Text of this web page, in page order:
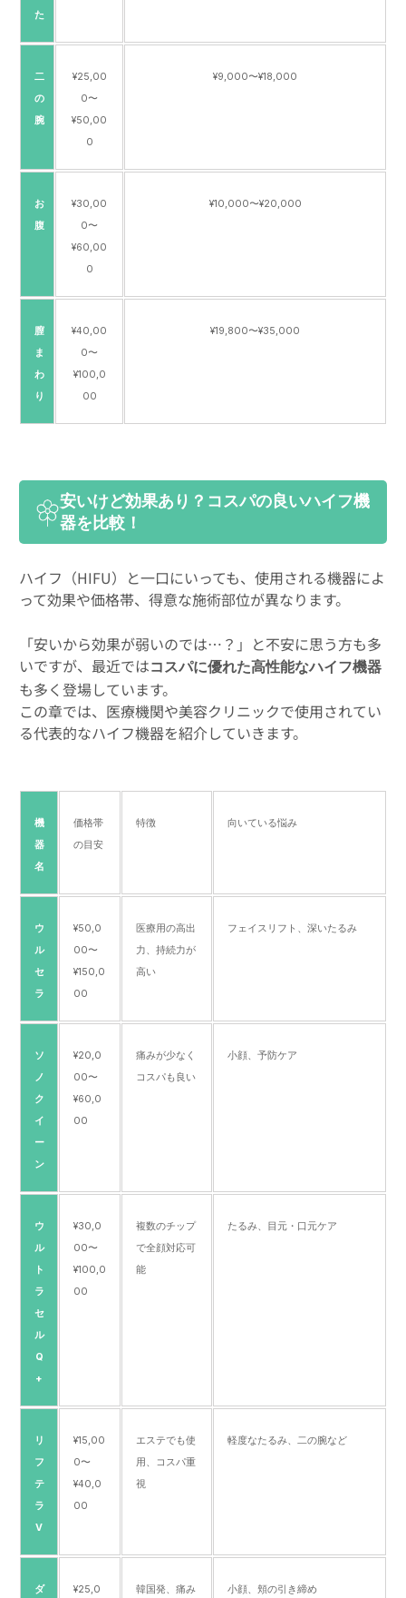
た
二
の
腕
¥25,00
0〜
¥50,00
0
¥9,000〜¥18,000
お
腹
¥30,00
0〜
¥60,00
0
¥10,000〜¥20,000
膣
ま
わ
り
¥40,00
0〜
¥100,0
00
¥19,800〜¥35,000
安いけど効果あり？コスパの良いハイフ機
器を比較！
ハイフ（HIFU）と一口にいっても、使用される機器によ
って効果や価格帯、得意な施術部位が異なります。
「安いから効果が弱いのでは…？」と不安に思う方も多
いですが、最近ではコスパに優れた高性能なハイフ機器
も多く登場しています。
この章では、医療機関や美容クリニックで使用されてい
る代表的なハイフ機器を紹介していきます。
機
器
名
価格帯
の目安
特徴 向いている悩み
ウ
ル
セ
ラ
¥50,0
00〜
¥150,0
00
医療用の高出
力、持続力が
高い
フェイスリフト、深いたるみ
ソ
ノ
ク
イ
ー
ン
¥20,0
00〜
¥60,0
00
痛みが少なく
コスパも良い
小顔、予防ケア
ウ
ル
ト
ラ
セ
ル
Q
+
¥30,0
00〜
¥100,0
00
複数のチップ
で全顔対応可
能
たるみ、目元・口元ケア
リ
フ
テ
ラ
V
¥15,00
0〜
¥40,0
00
エステでも使
用、コスパ重
視
軽度なたるみ、二の腕など
ダ
¥25,0
韓国発、痛み
小顔、頬の引き締め